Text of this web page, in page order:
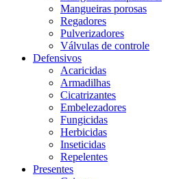
Mangueiras porosas
Regadores
Pulverizadores
Válvulas de controle
Defensivos
Acaricidas
Armadilhas
Cicatrizantes
Embelezadores
Fungicidas
Herbicidas
Inseticidas
Repelentes
Presentes